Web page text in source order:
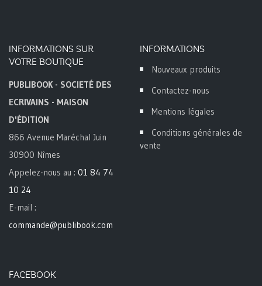
INFORMATIONS SUR
VOTRE BOUTIQUE
PUBLIBOOK - SOCIETÉ DES
ECRIVAINS - MAISON
D'ÉDITION
866 Avenue Maréchal Juin
30900 Nîmes
Appelez-nous au : 01 84 74
10 24
E-mail :
commande@publibook.com
INFORMATIONS
Nouveaux produits
Contactez-nous
Mentions légales
Conditions générales de
vente
FACEBOOK